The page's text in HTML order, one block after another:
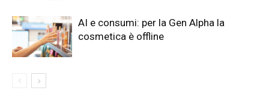
AI e consumi: per la Gen Alpha la
cosmetica è offline